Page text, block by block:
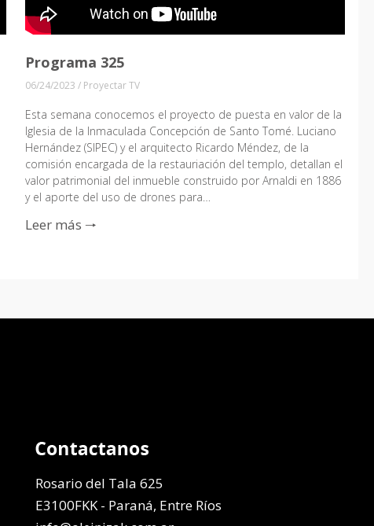
Programa 325
06/24/2023/ Proyectar TV
Esta semana conocemos el proyecto de puesta en valor de la
Iglesia de la Inmaculada Concepción de Santo Tomé. Luciano
Hernández (SIPEC) y el arquitecto Ricardo Méndez, de la
comisión encargada de la restauriación del templo, detallan el
valor patrimonial del inmueble construido por Arnaldi en 1886
y el aporte del uso de drones para…
Leer más 🠒
Rosario del Tala 625
E3100FKK - Paraná, Entre Ríos